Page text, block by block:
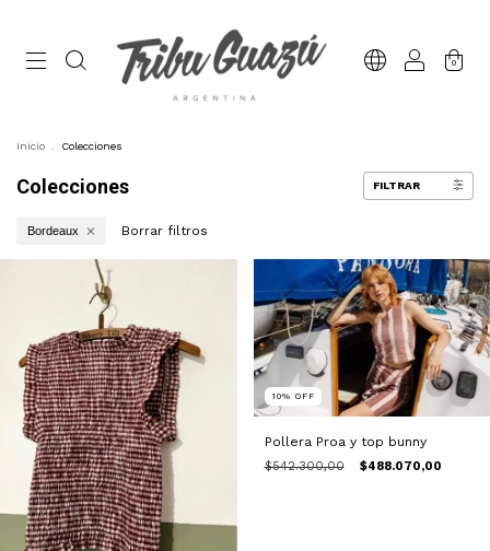
0
Inicio Colecciones
Colecciones FILTRAR
Bordeaux Borrar filtros
10% OFF
Pollera Proa y top bunny
$542.300,00 $488.070,00